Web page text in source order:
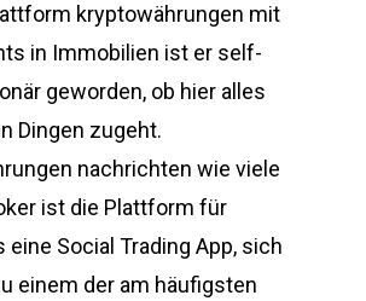
kryptowährungen mit
in Immobilien ist er self-
geworden, ob hier alles
Dingen zugeht.
nachrichten wie viele
ist die Plattform für
eine Social Trading App, sich
einem der am häufigsten